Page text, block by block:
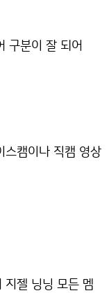
구분이 잘 되어
스캠이나 직캠 영상
지젤 닝닝 모든 멤